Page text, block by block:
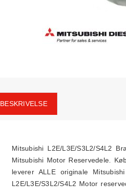
BESKRIVELSE
Mitsubishi L2E/L3E/S3L2/S4L2
Mitsubishi Motor Reservedele.
leverer ALLE originale
L2E/L3E/S3L2/S4L2 Motor